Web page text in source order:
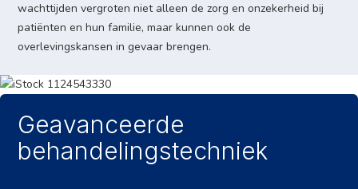
wachttijden vergroten niet alleen de zorg en onzekerheid bij
patiënten en hun familie, maar kunnen ook de
overlevingskansen in gevaar brengen.
Geavanceerde
behandelingstechniek